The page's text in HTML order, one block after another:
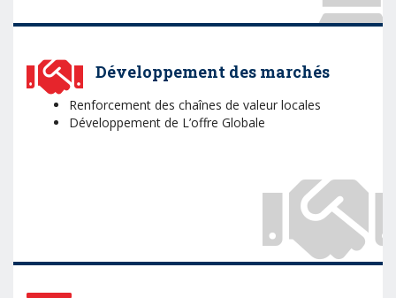
Développement des marchés
Renforcement des chaînes de valeur locales
Développement de L’offre Globale